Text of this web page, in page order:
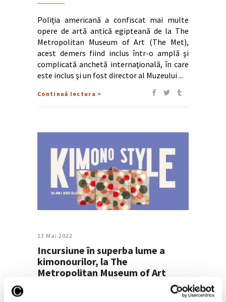
Poliţia americană a confiscat mai multe
opere de artă antică egipteană de la The
Metropolitan Museum of Art (The Met),
acest demers fiind inclus într-o amplă şi
complicată anchetă internaţională, în care
este inclus şi un fost director al Muzeului
Continuă lectura >
13 Mai 2022
Incursiune în superba lume a
kimonourilor, la The
Metropolitan Museum of Art